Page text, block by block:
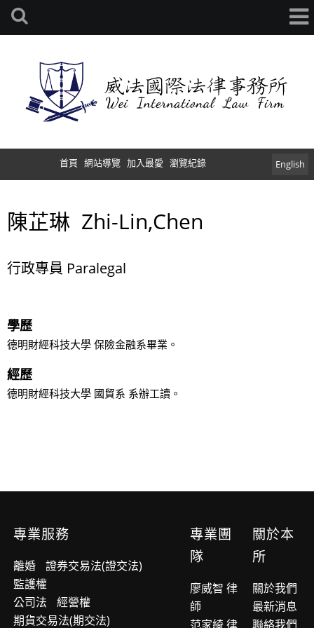
首頁 網站導覽 加入最愛 English
瀏覽紀錄
陳芷琳 Zhi-Lin,Chen
行政專員 Paralegal
學歷
德明財經科技大學 保險金融系畢業。
經歷
德明財經科技大學 國貿系 系辦工讀。
專業服務
離婚
證券交易法(證交法)
監護權
公司法
經營權
期貨交易法(期交法)
專業團
隊
廖威智 律
師
范家綺 律
關於本
所
關於我們
最新消息
聯絡我們